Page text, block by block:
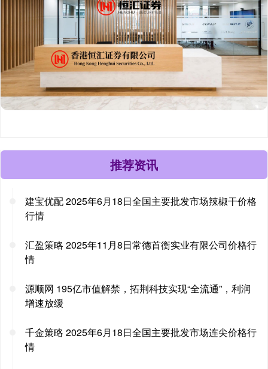
推荐资讯
建宝优配 2025年6月18日全国主要批发市场辣椒干价格
行情
汇盈策略 2025年11月8日常德首衡实业有限公司价格行
情
源顺网 195亿市值解禁，拓荆科技实现“全流通”，利润
增速放缓
千金策略 2025年6月18日全国主要批发市场连尖价格行
情